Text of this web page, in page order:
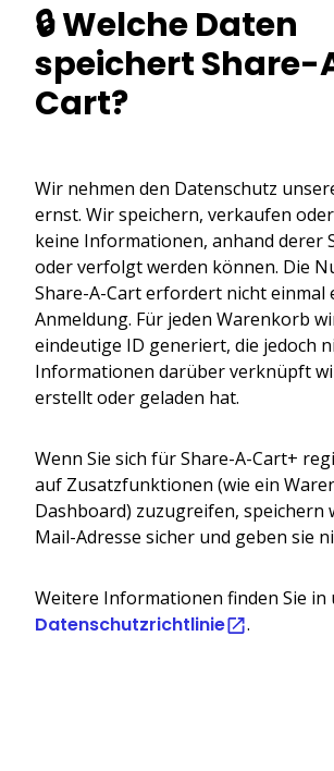
🔒 Welche Daten
speichert Share-
Cart?
Wir nehmen den Datenschutz
ernst. Wir speichern, verkaufen
keine Informationen, anhand derer
oder verfolgt werden können. Die
Share-A-Cart erfordert nicht einmal
Anmeldung. Für jeden Warenkorb
eindeutige ID generiert, die jedoch
Informationen darüber verknüpft
erstellt oder geladen hat.
Wenn Sie sich für Share-A-Cart+
auf Zusatzfunktionen (wie ein
Dashboard) zuzugreifen, speichern
Mail-Adresse sicher und geben sie
Weitere Informationen finden Sie in
Datenschutzrichtlinie .